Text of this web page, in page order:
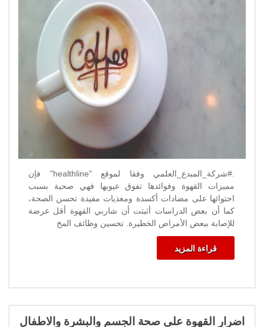
للإصابة
بالجفاف
مغلقة
.#شركة_المبدع_العلمي وفقا لموقع "healthline" فإن
مميزات القهوة وفوائدها تفوق عيوبها فهي صحية بسبب
احتوائها على مضادات أكسدة ومغذيات مفيدة تحسن الصحة،
كما أن بعض الدراسات أثبتت أن شاربي القهوة أقل عرضة
للإصابة ببعض الأمراض الخطيرة. تحسين وظائف المخ
قراءة المزيد
اضرار القهوة على صحة الجسم والبشرة والاطفال